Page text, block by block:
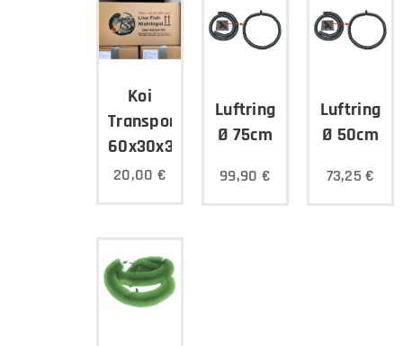
Koi
Transportkarton
60x30x30cm
20,00 €
Luftring
Ø 75cm
99,90 €
Luftring
Ø 50cm
73,25 €